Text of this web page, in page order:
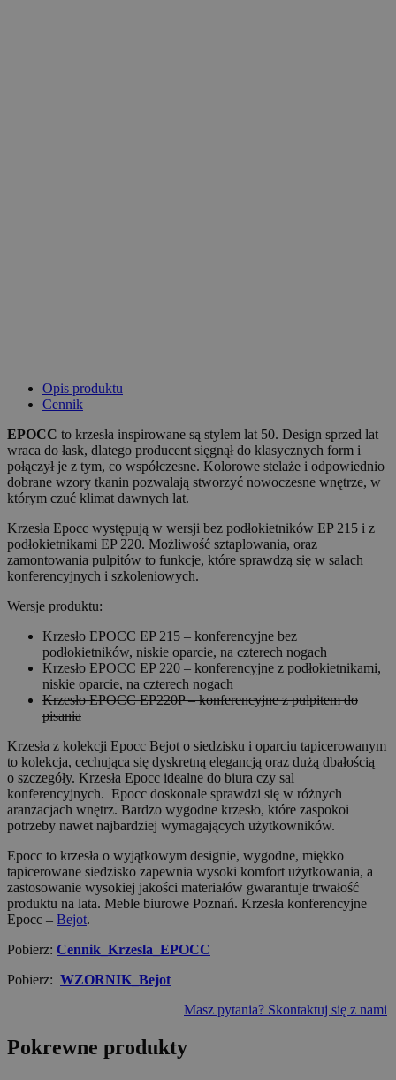
Opis produktu
Cennik
EPOCC to krzesła inspirowane są stylem lat 50. Design sprzed lat
wraca do łask, dlatego producent sięgnął do klasycznych form i
połączył je z tym, co współczesne. Kolorowe stelaże i odpowiednio
dobrane wzory tkanin pozwalają stworzyć nowoczesne wnętrze, w
którym czuć klimat dawnych lat.
Krzesła Epocc występują w wersji bez podłokietników EP 215 i z
podłokietnikami EP 220. Możliwość sztaplowania, oraz
zamontowania pulpitów to funkcje, które sprawdzą się w salach
konferencyjnych i szkoleniowych.
Wersje produktu:
Krzesło EPOCC EP 215 – konferencyjne bez
podłokietników, niskie oparcie, na czterech nogach
Krzesło EPOCC EP 220 – konferencyjne z podłokietnikami,
niskie oparcie, na czterech nogach
Krzesło EPOCC EP220P – konferencyjne z pulpitem do
pisania
Krzesła z kolekcji Epocc Bejot o siedzisku i oparciu tapicerowanym
to kolekcja, cechująca się dyskretną elegancją oraz dużą dbałością
o szczegóły. Krzesła Epocc idealne do biura czy sal
konferencyjnych. Epocc doskonale sprawdzi się w różnych
aranżacjach wnętrz. Bardzo wygodne krzesło, które zaspokoi
potrzeby nawet najbardziej wymagających użytkowników.
Epocc to krzesła o wyjątkowym designie, wygodne, miękko
tapicerowane siedzisko zapewnia wysoki komfort użytkowania, a
zastosowanie wysokiej jakości materiałów gwarantuje trwałość
produktu na lata. Meble biurowe Poznań. Krzesła konferencyjne
Epocc – Bejot.
Pobierz: Cennik_Krzesla_EPOCC
Pobierz: WZORNIK_Bejot
Masz pytania? Skontaktuj się z nami
Pokrewne produkty